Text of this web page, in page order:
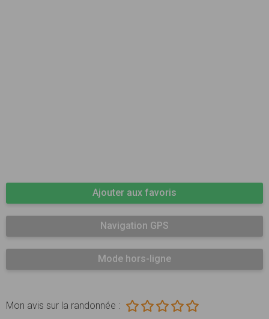
Ajouter aux favoris
Navigation GPS
Mode hors-ligne
Mon avis sur la randonnée :